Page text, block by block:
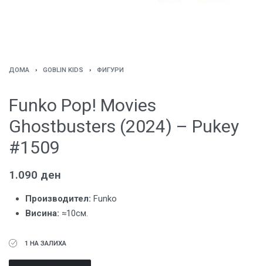
ДОМА › GOBLIN KIDS › ФИГУРИ
Funko Pop! Movies
Ghostbusters (2024) – Pukey
#1509
1.090 ден
Производител: Funko
Висина: ≈10см.
1 НА ЗАЛИХА